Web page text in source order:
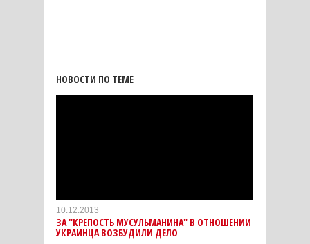
НОВОСТИ ПО ТЕМЕ
10.12.2013
ЗА "КРЕПОСТЬ МУСУЛЬМАНИНА" В ОТНОШЕНИИ
УКРАИНЦА ВОЗБУДИЛИ ДЕЛО